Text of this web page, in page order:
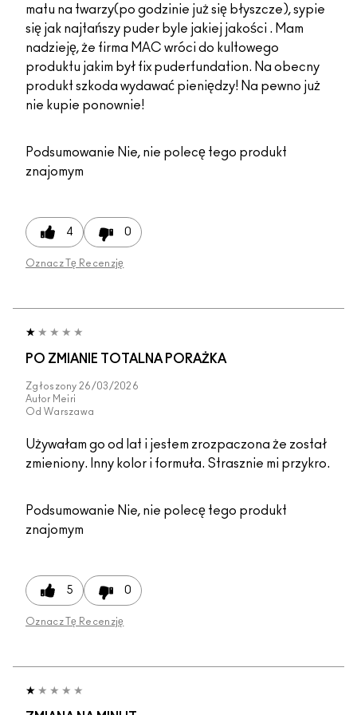
matu na twarzy(po godzinie już się błyszcze), sypie
się jak najtańszy puder byle jakiej jakości . Mam
nadzieję, że firma MAC wróci do kultowego
produktu jakim był fix puderfundation. Na obecny
produkt szkoda wydawać pieniędzy! Na pewno już
nie kupie ponownie!
Podsumowanie Nie, nie polecę tego produkt
znajomym
4 0
Oznacz Tę Recenzję
PO ZMIANIE TOTALNA PORAŻKA
Zgłoszony 26/03/2026
Autor Meiri
Od Warszawa
Używałam go od lat i jestem zrozpaczona że został
zmieniony. Inny kolor i formuła. Strasznie mi przykro.
Podsumowanie Nie, nie polecę tego produkt
znajomym
5 0
Oznacz Tę Recenzję